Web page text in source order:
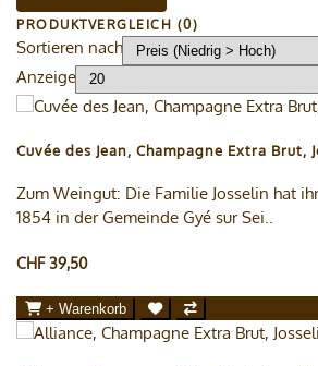
PRODUKTVERGLEICH (0)
Sortieren nach
Anzeige
Cuvée des Jean, Champagne Extra Brut,
Zum Weingut: Die Familie Josselin hat
1854 in der Gemeinde Gyé sur Sei..
CHF 39,50
+ Warenkorb